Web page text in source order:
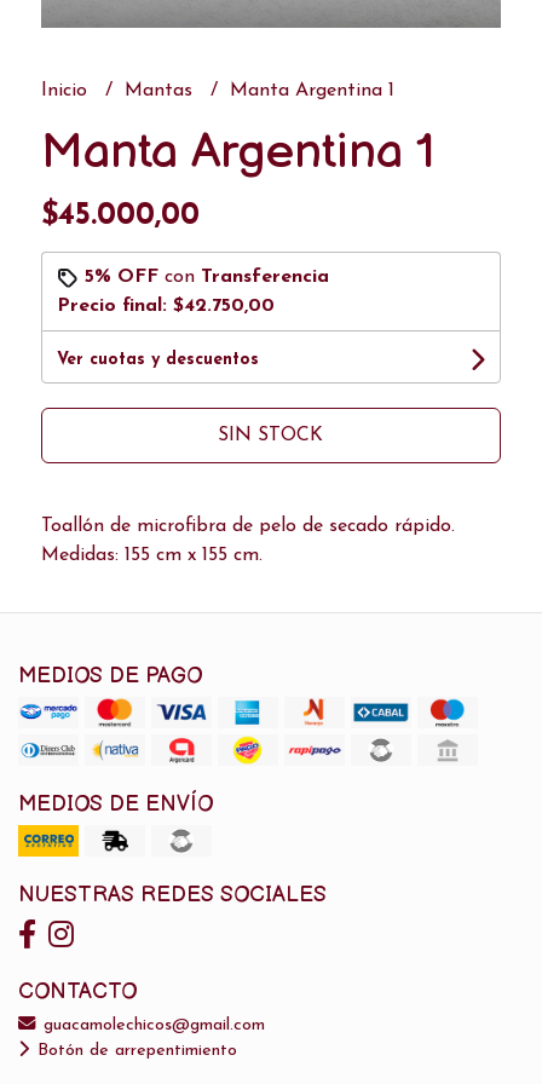
Inicio Mantas Manta Argentina 1
Manta Argentina 1
$45.000,00
5% OFFcon Transferencia
Precio final: $42.750,00
Ver cuotas y descuentos
SIN STOCK
Toallón de microfibra de pelo de secado rápido.
Medidas: 155 cm x 155 cm.
MEDIOS DE PAGO
MEDIOS DE ENVÍO
NUESTRAS REDES SOCIALES
CONTACTO
guacamolechicos@gmail.com
Botón de arrepentimiento